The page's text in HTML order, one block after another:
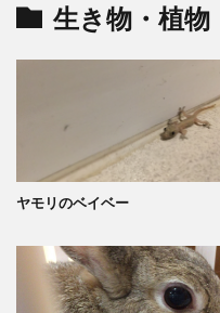
生き物・植物
ヤモリのベイベー